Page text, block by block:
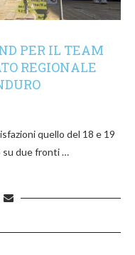
PER IL TEAM
REGIONALE
quello del 18 e 19
su due fronti …